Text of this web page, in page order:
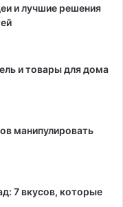
и лучшие решения
и товары для дома
манипулировать
7 вкусов, которые